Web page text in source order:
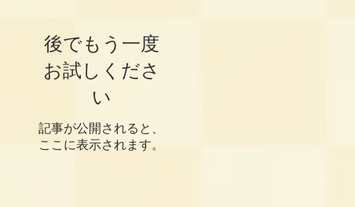
後でもう一度
お試しくださ
い
記事が公開されると、
ここに表示されます。